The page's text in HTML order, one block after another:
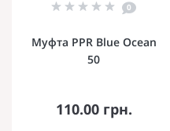
0
Муфта PPR Blue Ocean
50
110.00 грн.